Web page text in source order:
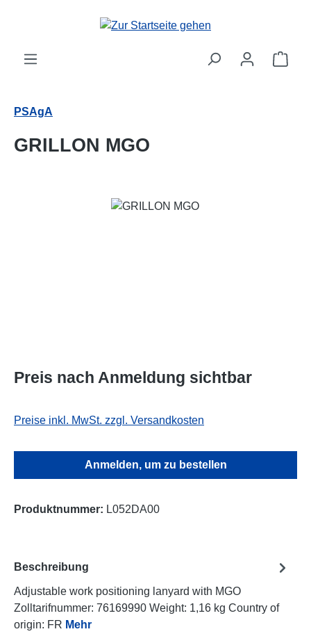
Zum Hauptinhalt springen
PSAgA
GRILLON MGO
Bildergalerie überspringen
Preis nach Anmeldung sichtbar
Preise inkl. MwSt. zzgl. Versandkosten
Anmelden, um zu bestellen
Produktnummer: L052DA00
Beschreibung
Adjustable work positioning lanyard with MGO
Zolltarifnummer: 76169990 Weight: 1,16 kg Country of
origin: FR Mehr